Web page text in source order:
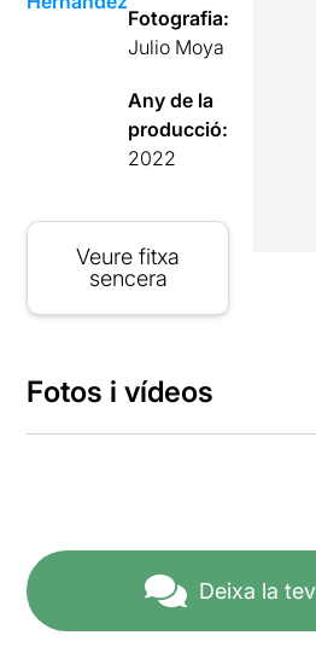
Fotografia:
Julio Moya
Any de la
producció:
2022
Veure fitxa
sencera
Fotos i vídeos
Deixa la